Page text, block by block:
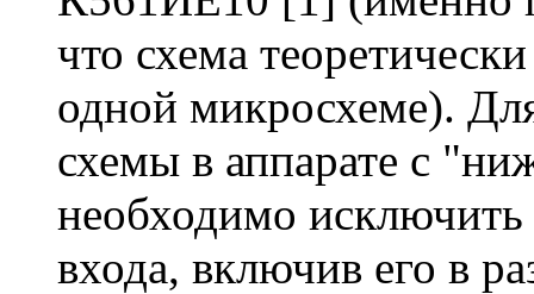
что схема
одной микросхеме).
схемы в аппарате с
необходимо
входа, включив его в